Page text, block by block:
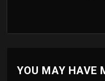
YOU MAY HAVE